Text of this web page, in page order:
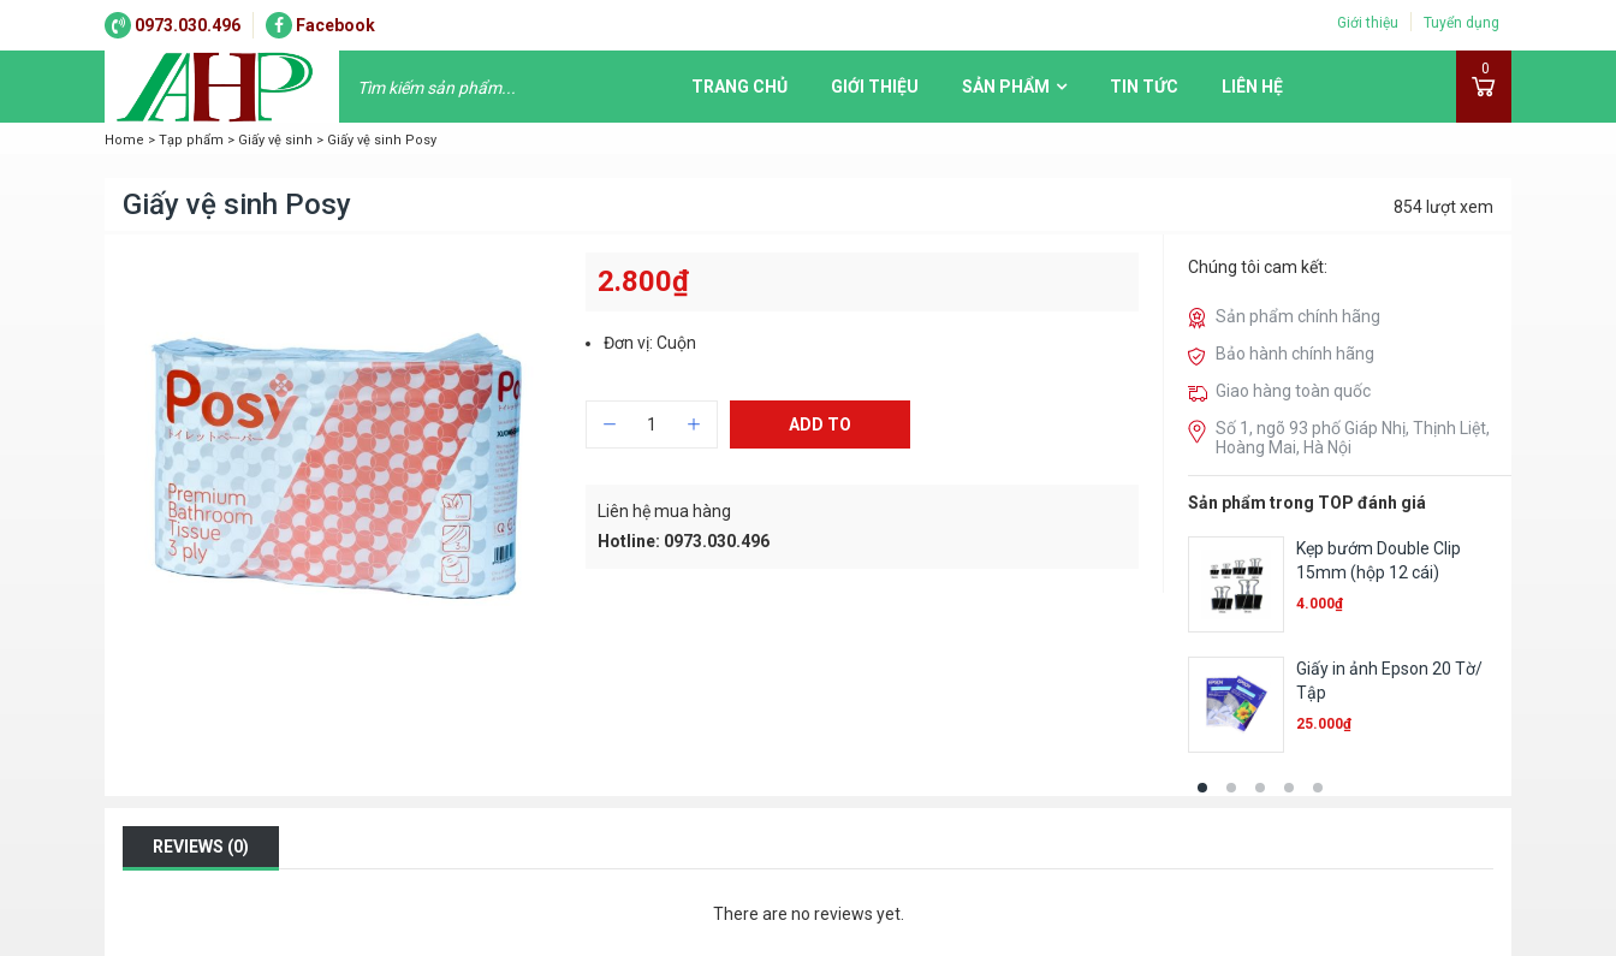
0973.030.496 Facebook Giới thiệu Tuyển dụng
TRANG CHỦ GIỚI THIỆU SẢN PHẨM TIN TỨC LIÊN HỆ
0
Home > Tạp phẩm > Giấy vệ sinh > Giấy vệ sinh Posy
Giấy vệ sinh Posy 854 lượt xem
2.800₫
Đơn vị: Cuộn
ADD TO
Liên hệ mua hàng
Hotline: 0973.030.496
Chúng tôi cam kết:
Sản phẩm chính hãng
Bảo hành chính hãng
Giao hàng toàn quốc
Số 1, ngõ 93 phố Giáp Nhị, Thịnh Liệt,
Hoàng Mai, Hà Nội
Sản phẩm trong TOP đánh giá
Kẹp bướm Double Clip
15mm (hộp 12 cái)
4.000₫
Giấy in ảnh Epson 20 Tờ/
Tập
25.000₫
REVIEWS (0)
There are no reviews yet.